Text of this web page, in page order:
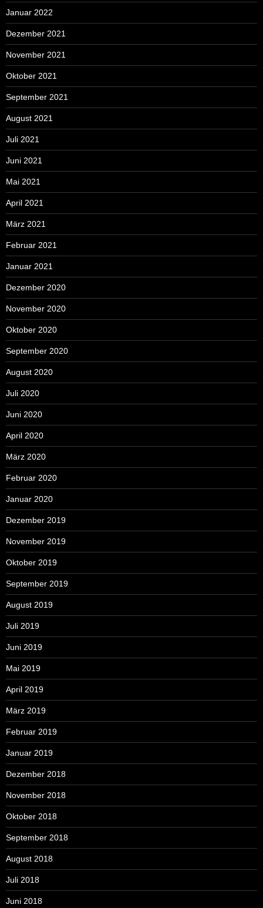
Januar 2022
Dezember 2021
November 2021
Oktober 2021
September 2021
August 2021
Juli 2021
Juni 2021
Mai 2021
April 2021
März 2021
Februar 2021
Januar 2021
Dezember 2020
November 2020
Oktober 2020
September 2020
August 2020
Juli 2020
Juni 2020
April 2020
März 2020
Februar 2020
Januar 2020
Dezember 2019
November 2019
Oktober 2019
September 2019
August 2019
Juli 2019
Juni 2019
Mai 2019
April 2019
März 2019
Februar 2019
Januar 2019
Dezember 2018
November 2018
Oktober 2018
September 2018
August 2018
Juli 2018
Juni 2018